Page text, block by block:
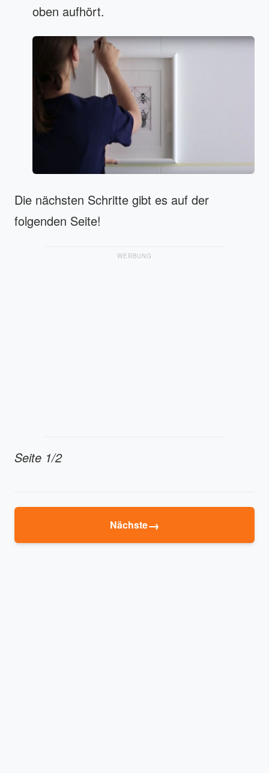
oben aufhört.
Die nächsten Schritte gibt es auf der
folgenden Seite!
WERBUNG
Seite 1/2
Nächste→